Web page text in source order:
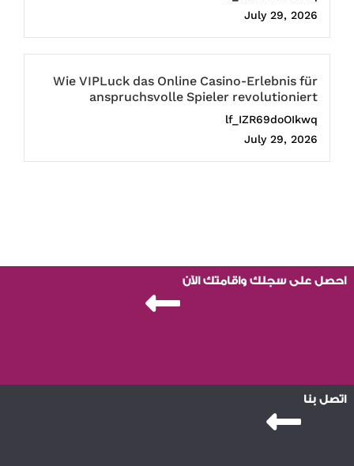
July 29, 2026
Wie VIPLuck das Online Casino-Erlebnis für
anspruchsvolle Spieler revolutioniert
lf_IZR69doOIkwq
July 29, 2026
احصل على سجلك واقامتك الآن
اتصل بنا